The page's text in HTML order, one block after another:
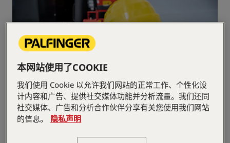
MAINTENANCE & REPAIR
本网站使用了COOKIE
我们使用 Cookie 以允许我们网站的正常工作、个性化设
计内容和广告、提供社交媒体功能并分析流量。我们还同
社交媒体、广告和分析合作伙伴分享有关您使用我们网站
的信息。
隐私声明